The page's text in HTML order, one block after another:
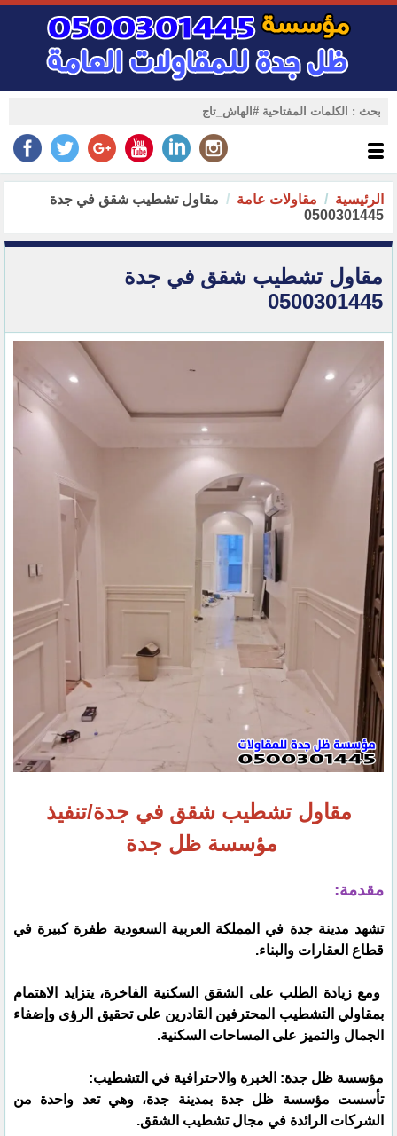
الرئيسية مقاولات عامة
مقاول تشطيب شقق في جدة
0500301445
مقاول تشطيب شقق في جدة
0500301445
مقاول تشطيب شقق في جدة/تنفيذ
مؤسسة ظل جدة
مقدمة:
تشهد مدينة جدة في المملكة العربية السعودية طفرة كبيرة في
قطاع العقارات والبناء.
ومع زيادة الطلب على الشقق السكنية الفاخرة، يتزايد الاهتمام
بمقاولي التشطيب المحترفين القادرين على تحقيق الرؤى وإضفاء
الجمال والتميز على المساحات السكنية.
مؤسسة ظل جدة: الخبرة والاحترافية في التشطيب:
تأسست مؤسسة ظل جدة بمدينة جدة، وهي تعد واحدة من
الشركات الرائدة في مجال تشطيب الشقق.